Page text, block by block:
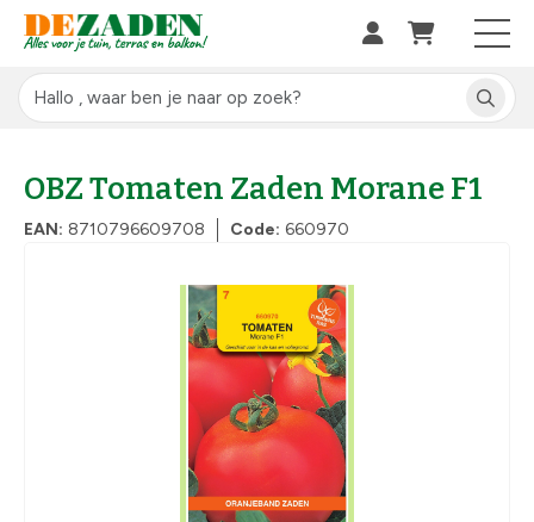
OBZ Tomaten Zaden Morane F1
EAN: 8710796609708 Code: 660970